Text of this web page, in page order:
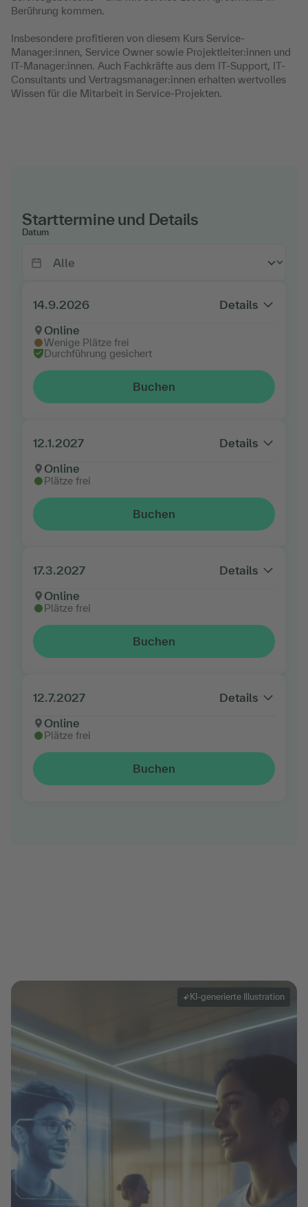
Berührung kommen.
Insbesondere profitieren von diesem Kurs Service-
Manager:innen, Service Owner sowie Projektleiter:innen und
IT-Manager:innen. Auch Fachkräfte aus dem IT-Support, IT-
Consultants und Vertragsmanager:innen erhalten wertvolles
Wissen für die Mitarbeit in Service-Projekten.
Starttermine und Details
Datum
14.9.2026
Details
Online
Wenige Plätze frei
Durchführung gesichert
Buchen
12.1.2027
Details
Online
Plätze frei
Buchen
17.3.2027
Details
Online
Plätze frei
Buchen
12.7.2027
Details
Online
Plätze frei
Buchen
KI-generierte Illustration